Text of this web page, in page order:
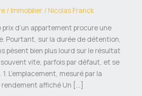
/Immobilier /Nicolas Franck
d’un appartement procure une
Pourtant, sur la durée de détention,
pèsent bien plus lourd sur le résultat
vite, parfois par défaut, et se
L’emplacement, mesuré par la
affiché Un […]